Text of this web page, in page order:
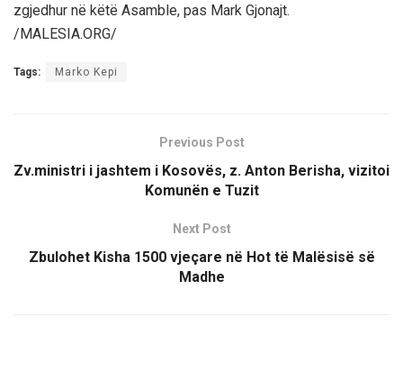
zgjedhur në këtë Asamble, pas Mark Gjonajt.
/MALESIA.ORG/
Tags: Marko Kepi
Previous Post
Zv.ministri i jashtem i Kosovës, z. Anton Berisha, vizitoi
Komunën e Tuzit
Next Post
Zbulohet Kisha 1500 vjeçare në Hot të Malësisë së
Madhe